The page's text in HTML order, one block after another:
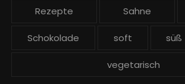
Rezepte Sahne
Schokolade soft süß
vegetarisch